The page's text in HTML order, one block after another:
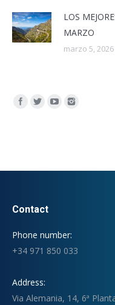
LOS
MARZO
marzo 5, 2026
Encuéntranos en:
Contact
Phone number:
+34 971 850 033
Address:
Via Alemania, 14, 6ª